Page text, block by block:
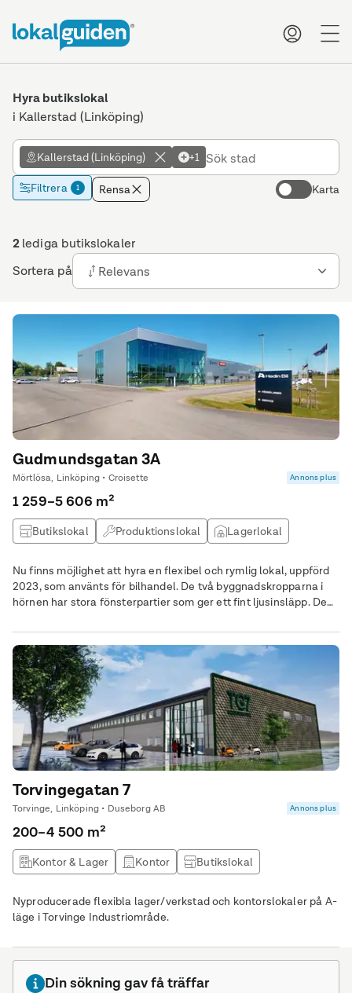
Hyra butikslokal
i Kallerstad (Linköping)
Kallerstad (Linköping) +1
Filtrera 1 Rensa Karta
2lediga butikslokaler
Sortera på
Relevans
Gudmundsgatan 3A
Mörtlösa, Linköping • Croisette Annons plus
1 259–5 606 m²
Butikslokal Produktionslokal
Lagerlokal
Nu finns möjlighet att hyra en flexibel och rymlig lokal, uppförd
2023, som använts för bilhandel. De två byggnadskropparna i
hörnen har stora fönsterpartier som ger ett fint ljusinsläpp. Den
samt två entresolplan, placerade ovanför byggnadskropparna i
de båda hörnen.
Torvingegatan 7
Torvinge, Linköping • Duseborg AB Annons plus
200–4 500 m²
Kontor & Lager Kontor
Butikslokal
Nyproducerade flexibla lager/verkstad och kontorslokaler på A-
läge i Torvinge Industriområde.
Din sökning gav få träffar